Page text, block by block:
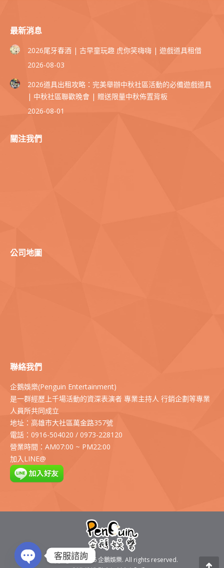
最新消息
2026尾牙春酒 | 古早童玩趣 虎你笑嗨嗨 | 遊戲道具租借
2026-08-03
2026道具出租攻略：完美舉辦中秋社區活動的必備遊戲道具
| 中秋社區聯歡晚會 | 贈送限量中秋佈置背板
2026-08-01
關注我們
公司地圖
聯絡我們
企鵝娛樂(Penguin Entertainment)
是一群經歷上千場活動的資深表演者 專業主持人 行銷企劃等專業
人員所共同成立
地址：高雄市大社區萬金路357號
電話：0916-504020 / 0973-228120
營業時間：AM07:00 ~ PM22:00
加入LINE@
Copyright © 2016企鵝娛樂. All rights reserved.
客服諮詢